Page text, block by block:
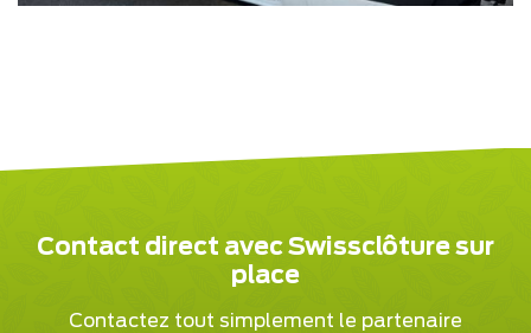
Contact direct avec Swissclôture sur
place
Contactez tout simplement le partenaire